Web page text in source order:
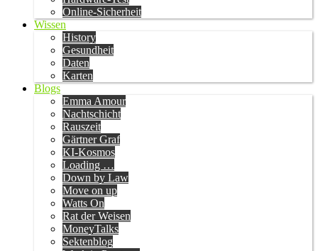
Online-Sicherheit
Wissen
History
Gesundheit
Daten
Karten
Blogs
Emma Amour
Nachtschicht
Rauszeit
Gärtner Graf
KI-Kosmos
Loading …
Down by Law
Move on up
Watts On
Rat der Weisen
MoneyTalks
Sektenblog